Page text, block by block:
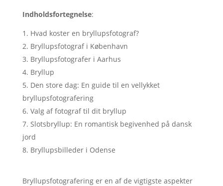
Indholdsfortegnelse:
Hvad koster en bryllupsfotograf?
Bryllupsfotograf i København
Bryllupsfotografer i Aarhus
Bryllup
Den store dag: En guide til en vellykket
bryllupsfotografering
Valg af fotograf til dit bryllup
Slotsbryllup: En romantisk begivenhed på dansk
jord
Bryllupsbilleder i Odense
Bryllupsfotografering er en af ​​de vigtigste aspekter